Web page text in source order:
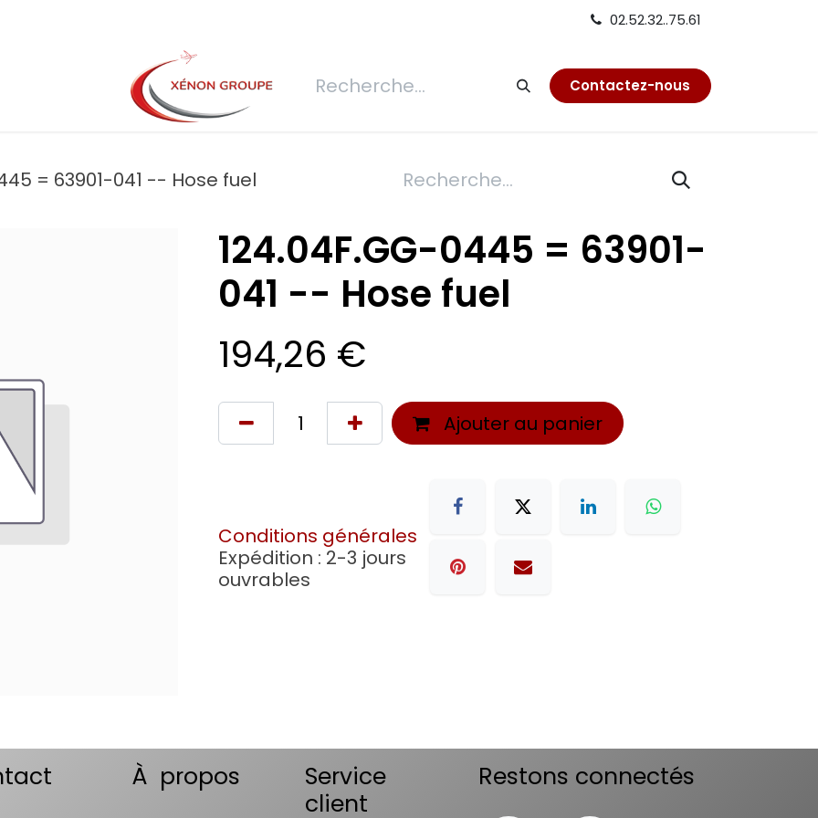
02.52.32..75.61
Demande de devis Connexion Réfection Contactez-nous
= 63901-041 -- Hose fuel
124.04F.GG-0445 = 63901-
041 -- Hose fuel
194,26 €
Ajouter au panier
Conditions générales
Expédition : 2-3 jours
ouvrables
À propos
Service
client
Restons connectés